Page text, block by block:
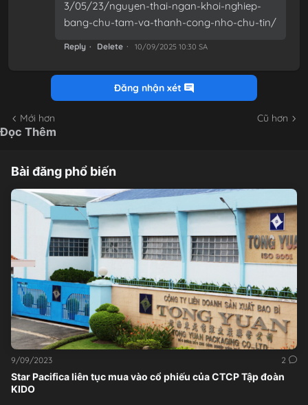
3/05/23/nguyen-thai-ngan-khoi-nghiep-
bang-chu-tam-va-thanh-cong-nho-chu-tin/
Reply Delete 10/09/2025 10:30 SA
Đăng nhận xét
Mới hơn Cũ hơn
Đọc Thêm
Bài đăng phổ biến
Star Pacifica liên tục mua vào cổ phiếu của CTCP Tập đoàn
KIDO
9/09/2023 2